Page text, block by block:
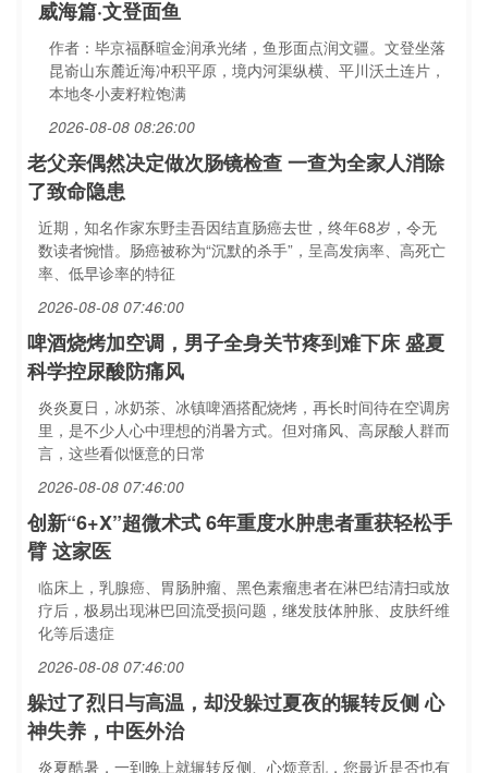
威海篇·文登面鱼
作者：毕京福酥暄金润承光绪，鱼形面点润文疆。文登坐落
昆嵛山东麓近海冲积平原，境内河渠纵横、平川沃土连片，
本地冬小麦籽粒饱满
2026-08-08 08:26:00
老父亲偶然决定做次肠镜检查 一查为全家人消除
了致命隐患
近期，知名作家东野圭吾因结直肠癌去世，终年68岁，令无
数读者惋惜。肠癌被称为“沉默的杀手”，呈高发病率、高死亡
率、低早诊率的特征
2026-08-08 07:46:00
啤酒烧烤加空调，男子全身关节疼到难下床 盛夏
科学控尿酸防痛风
炎炎夏日，冰奶茶、冰镇啤酒搭配烧烤，再长时间待在空调房
里，是不少人心中理想的消暑方式。但对痛风、高尿酸人群而
言，这些看似惬意的日常
2026-08-08 07:46:00
创新“6+X”超微术式 6年重度水肿患者重获轻松手
臂 这家医
临床上，乳腺癌、胃肠肿瘤、黑色素瘤患者在淋巴结清扫或放
疗后，极易出现淋巴回流受损问题，继发肢体肿胀、皮肤纤维
化等后遗症
2026-08-08 07:46:00
躲过了烈日与高温，却没躲过夏夜的辗转反侧 心
神失养，中医外治
炎夏酷暑，一到晚上就辗转反侧、心烦意乱，您最近是否也有